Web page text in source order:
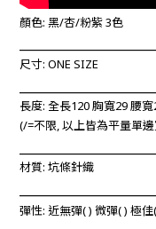
顏色: 黑/杏/粉紫 3色
尺寸: ONE SIZE
長度: 全長120 胸寬29 腰
(/=不限, 以上皆為平量單
材質: 坑條針織
彈性: 近無彈() 微彈() 極佳(